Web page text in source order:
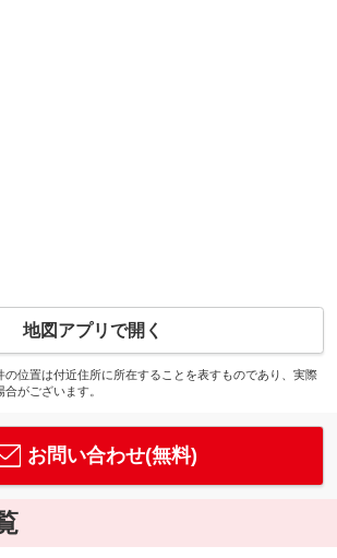
地図アプリで開く
位置は付近住所に所在することを表すものであり、実際
がございます。
お問い合わせ(無料)